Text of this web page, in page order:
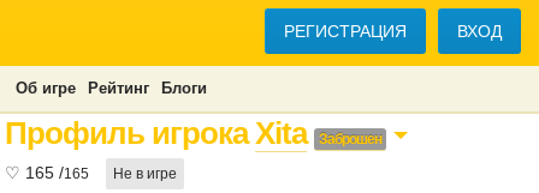
РЕГИСТРАЦИЯ ВХОД
Об игре Рейтинг Блоги
Профиль игрокаXita Заброшен
♡ 165 /165 Не в игре